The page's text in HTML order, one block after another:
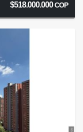
$518.000.000COP